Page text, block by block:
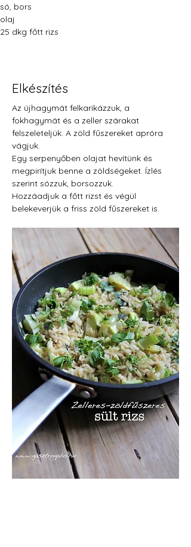
só, bors
olaj
25 dkg főtt rizs
Elkészítés
Az újhagymát felkarikázzuk, a
fokhagymát és a zeller szárakat
felszeleteljük. A zöld fűszereket apróra
vágjuk.
Egy serpenyőben olajat hevítünk és
megpirítjuk benne a zöldségeket. Ízlés
szerint sózzuk, borsozzuk.
Hozzáadjuk a főtt rizst és végül
belekeverjük a friss zöld fűszereket is.